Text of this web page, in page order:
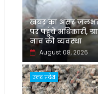
खबर का असर
पर पहुंचे अधिकारी,
नाव की व्यवस्था
August 08, 2026
उत्तर प्रदेश